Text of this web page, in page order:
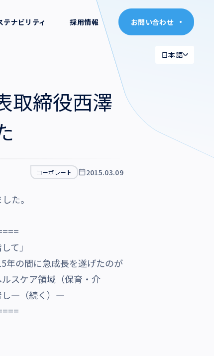
お問い合わせ
日本語
テナビリティ 採用情報 お問い合わせ
日本語
取締役西澤
コーポレート 2015.03.09
た。
て」
年の間に急成長を遂げたのが
スケア領域（保育・介
し―（続く）―